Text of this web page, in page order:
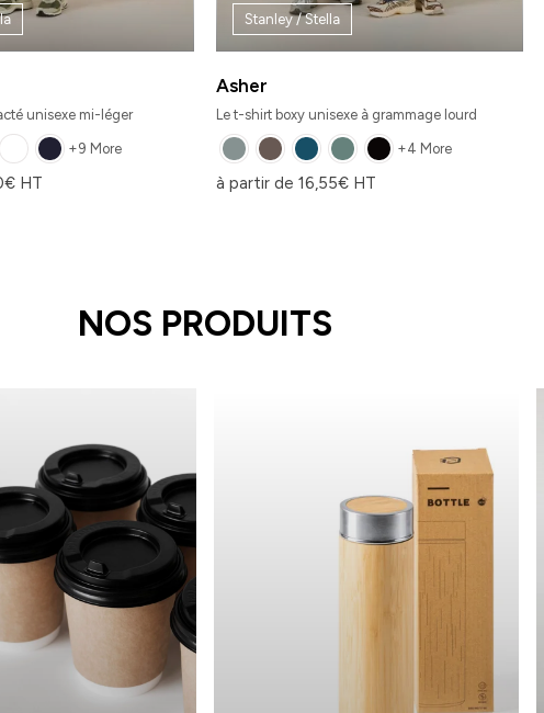
unisexe mi-léger
+9 More
€ HT
Stanley / Stella
Asher
Le t-shirt boxy unisexe à grammage lourd
+4 More
à partir de 16,55€ HT
NOS PRODUITS